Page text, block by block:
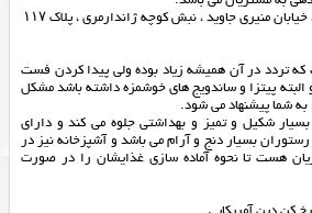
منیری جاوید ، نبش کوچه ژاندارمری ، پلاک ۱۱۷
که تردد در آن همیشه زیاد بوده ولی پیدا کردن فست
پیتزا و ساندویج های خوشمزه داشته باشد مشکل
شما پیشنهاد می شود.
شکیل و تمیز و بهداشتی جلوه می کند و دارای
بسیار دنج و آرام می باشد و آشپزخانه نیز در
هست تا نحوه آماده سازی غذایشان را در صورت